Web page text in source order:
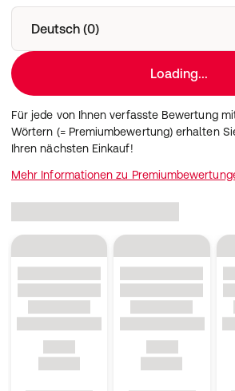
Deutsch (0)
Loading...
Für jede von Ihnen verfasste Bewertung
Wörtern (= Premiumbewertung) erhalten
Ihren nächsten Einkauf!
Mehr Informationen zu